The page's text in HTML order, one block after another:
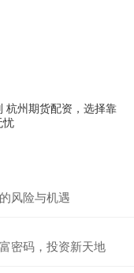
杭州期货配资，选择靠
忧
风险与机遇
密码，投资新天地